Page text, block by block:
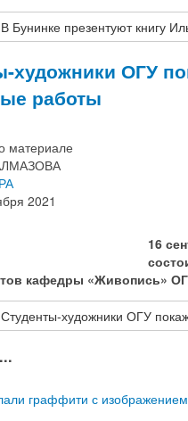
Бунинке презентуют книгу
художники ОГУ
работы
материале
2021
16
кафедры «Живопись»
художники ОГУ
граффити с